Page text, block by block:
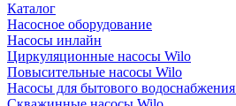
Каталог
Насосное оборудование
Насосы инлайн
Циркуляционные насосы Wilo
Повысительные насосы Wilo
Насосы для бытового